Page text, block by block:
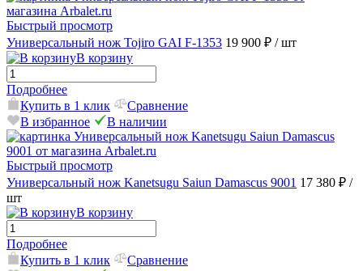
Быстрый просмотр
Универсальный нож Tojiro GAI F-1353 19 900 ₽ / шт
В корзину
Подробнее
Купить в 1 клик
Сравнение
В избранное
В наличии
Быстрый просмотр
Универсальный нож Kanetsugu Saiun Damascus 9001 17 380 ₽ /
шт
В корзину
Подробнее
Купить в 1 клик
Сравнение